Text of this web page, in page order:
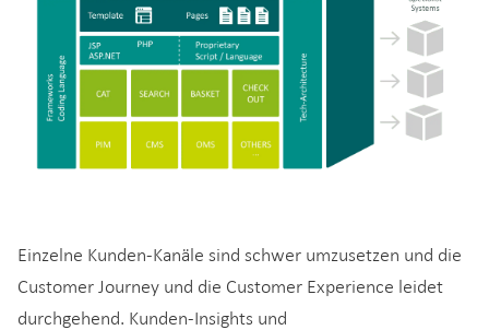
Einzelne Kunden-Kanäle sind schwer umzusetzen und die
Customer Journey und die Customer Experience leidet
durchgehend. Kunden-Insights und